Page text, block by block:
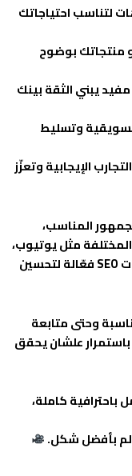
لتناسب احتياجاتك
منتجاتك بوضوح
يبني الثقة بينك
وتسليط
الإيجابية وتعزّز
المناسب،
مثل يوتيوب،
إنستغرام، فيسبوك، مع تطبيق استراتيجيات SEO فعّالة لتحسين
وحتى متابعة
باستمرار علشان يحقق
باحترافية كاملة،
بأفضل شكل.